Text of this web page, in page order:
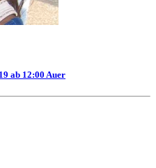
ab 12:00 Auer